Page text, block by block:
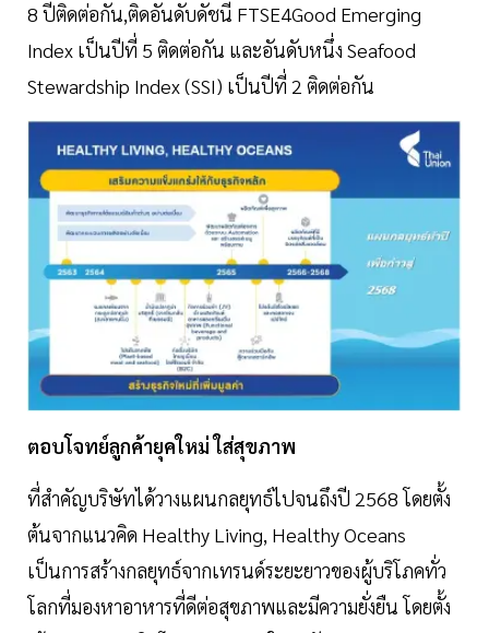
8 ปีติดต่อกัน,ติดอันดับดัชนี FTSE4Good Emerging
Index เป็นปีที่ 5 ติดต่อกัน และอันดับหนึ่ง Seafood
Stewardship Index (SSI) เป็นปีที่ 2 ติดต่อกัน
ตอบโจทย์ลูกค้ายุคใหม่ ใส่สุขภาพ
ที่สำคัญบริษัทได้วางแผนกลยุทธ์ไปจนถึงปี 2568 โดยตั้ง
ต้นจากแนวคิด Healthy Living, Healthy Oceans
เป็นการสร้างกลยุทธ์จากเทรนด์ระยะยาวของผู้บริโภคทั่ว
โลกที่มองหาอาหารที่ดีต่อสุขภาพและมีความยั่งยืน โดยตั้ง